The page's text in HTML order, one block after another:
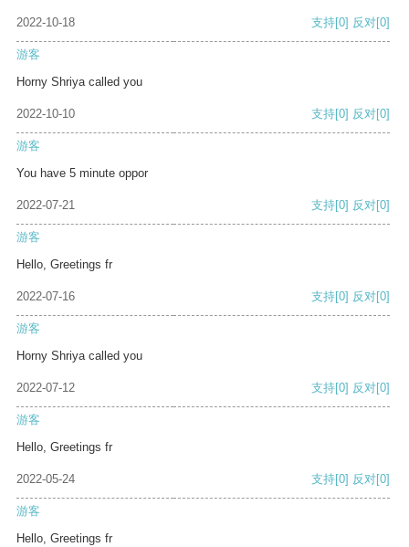
2022-10-18 支持[0] 反对[0]
游客
Horny Shriya called you
2022-10-10 支持[0] 反对[0]
游客
You have 5 minute oppor
2022-07-21 支持[0] 反对[0]
游客
Hello, Greetings fr
2022-07-16 支持[0] 反对[0]
游客
Horny Shriya called you
2022-07-12 支持[0] 反对[0]
游客
Hello, Greetings fr
2022-05-24 支持[0] 反对[0]
游客
Hello, Greetings fr